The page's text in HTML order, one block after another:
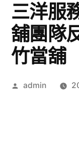
三洋服
舖團隊
竹當舖
作
admin